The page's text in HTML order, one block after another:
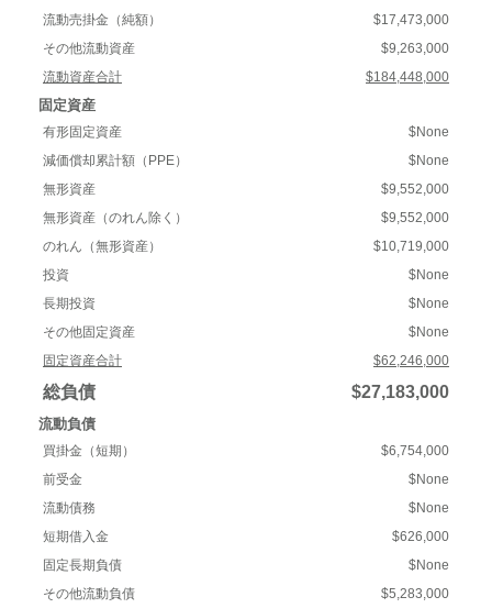
流動売掛金（純額）
$17,473,000
その他流動資産
$9,263,000
流動資産合計
$184,448,000
固定資産
有形固定資産
$None
減価償却累計額（PPE）
$None
無形資産
$9,552,000
無形資産（のれん除く）
$9,552,000
のれん（無形資産）
$10,719,000
投資
$None
長期投資
$None
その他固定資産
$None
固定資産合計
$62,246,000
総負債 $27,183,000
流動負債
買掛金（短期）
$6,754,000
前受金
$None
流動債務
$None
短期借入金
$626,000
固定長期負債
$None
その他流動負債
$5,283,000